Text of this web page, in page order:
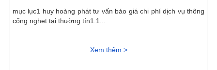
mục lục1 huy hoàng phát tư vấn báo giá chi phí dịch vụ thông
cống nghẹt tại thường tín1.1...
Xem thêm >